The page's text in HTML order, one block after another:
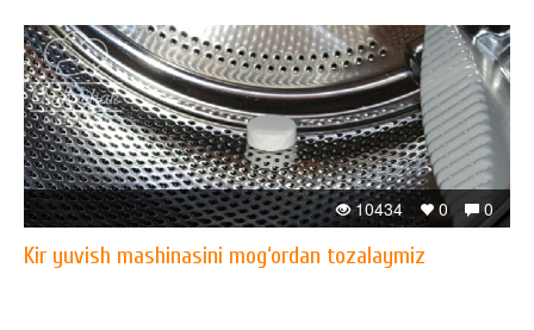
0
0
10434
Kir yuvish mashinasini mog‘ordan tozalaymiz